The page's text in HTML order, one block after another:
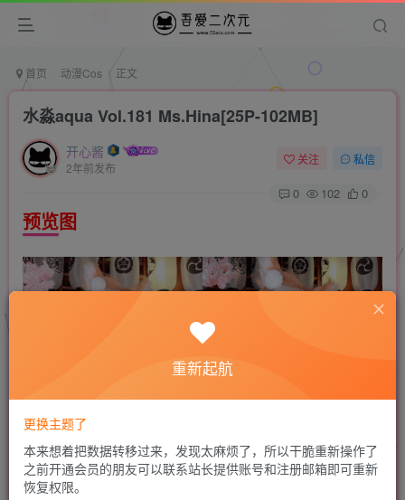
首页 动漫Cos 正文
水淼aqua Vol.181 Ms.Hina[25P-102MB]
开心酱
2年前发布
关注 私信
0 102 0
预览图
重新起航
更换主题了
本来想着把数据转移过来，发现太麻烦了，所以干脆重新操作了
之前开通会员的朋友可以联系站长提供账号和注册邮箱即可重新
恢复权限。